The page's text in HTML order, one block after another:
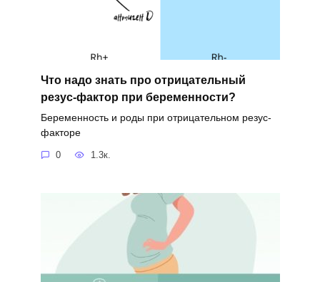
Что надо знать про отрицательный
резус-фактор при беременности?
Беременность и роды при отрицательном резус-
факторе
0 1.3к.